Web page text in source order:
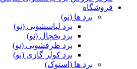
فروشگاه
برد ها (نو)
برد لباسشویی (نو)
برد یخچال (نو)
برد ظرفشویی (نو)
برد کولر گازی (نو)
برد ها (استوک)